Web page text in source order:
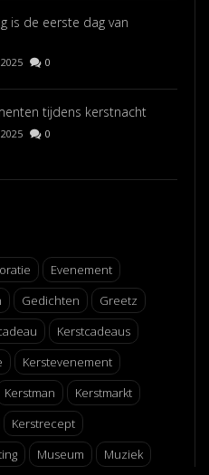
is de eerste dag van
0
tijdens kerstnacht
0
Evenement
Gedichten
Greetz
Kerstcadeaus
Kerstevenement
Kerstman
Kerstmarkt
Kerstrecept
Museum Muziek